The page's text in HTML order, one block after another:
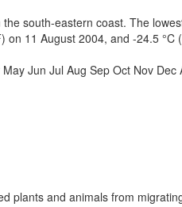
south-eastern coast. The
11 August 2004, and -24.5 °C
Jun Jul Aug Sep Oct Nov Dec
and animals from